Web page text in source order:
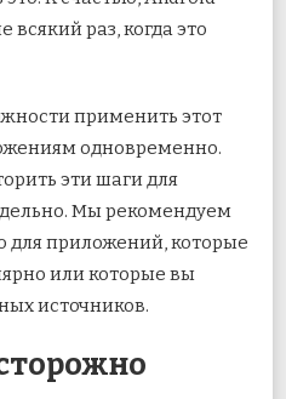
раз, когда это
применить этот
одновременно.
эти шаги для
Мы рекомендуем
для приложений, которые
или которые вы
источников.